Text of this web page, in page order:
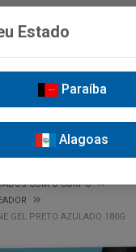
COM O CORPO
GEL PRETO AZULADO 180G
Estado
Paraíba
Alagoas